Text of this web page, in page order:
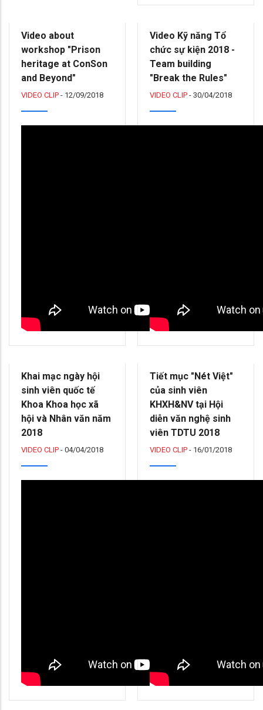
Video about
workshop "Prison
heritage at ConSon
and Beyond"
VIDEO CLIP - 12/09/2018
Video Kỹ năng Tổ
chức sự kiện 2018 -
Team building
"Break the Rules"
VIDEO CLIP - 30/04/2018
Khai mạc ngày hội
sinh viên quốc tế
Khoa Khoa học xã
hội và Nhân văn năm
2018
VIDEO CLIP - 04/04/2018
Tiết mục "Nét Việt"
của sinh viên
KHXH&NV tại Hội
diễn văn nghệ sinh
viên TDTU 2018
VIDEO CLIP - 16/01/2018